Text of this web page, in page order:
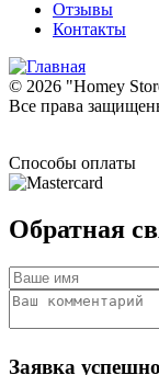
Отзывы
Контакты
© 2026 "Homey
Все права
Способы оплаты
Обратная
Заявка